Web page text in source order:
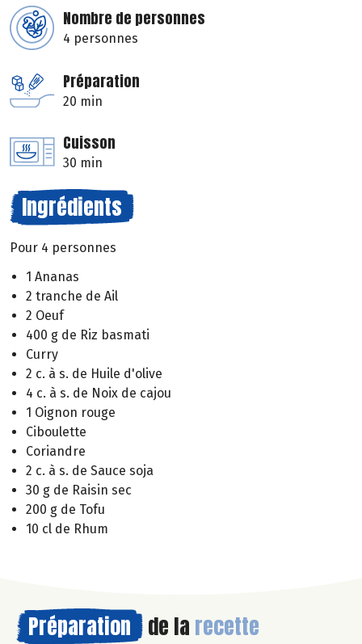
Nombre de personnes
4 personnes
Préparation
20 min
Cuisson
30 min
Ingrédients
Pour 4 personnes
1 Ananas
2 tranche de Ail
2 Oeuf
400 g de Riz basmati
Curry
2 c. à s. de Huile d'olive
4 c. à s. de Noix de cajou
1 Oignon rouge
Ciboulette
Coriandre
2 c. à s. de Sauce soja
30 g de Raisin sec
200 g de Tofu
10 cl de Rhum
Préparation de la recette